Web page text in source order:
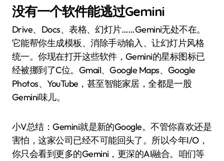
没有一个软件能逃过Gemini
Drive、Docs、表格、幻灯片……Gemini无处不在。
它能帮你生成模板、消除手动输入、让幻灯片风格
统一。你现在打开这些软件，Gemini的星标图标已
经被挪到了C位。Gmail、Google Maps、Google
Photos、YouTube，甚至智能家居，全都是一股
Gemini味儿。
小V总结：Gemini就是新的Google。不管你喜欢还是
害怕，这家公司已经不可能回头了。所以今年I/O，
你只会看到更多的Gemini，更深的AI融合。咱们等